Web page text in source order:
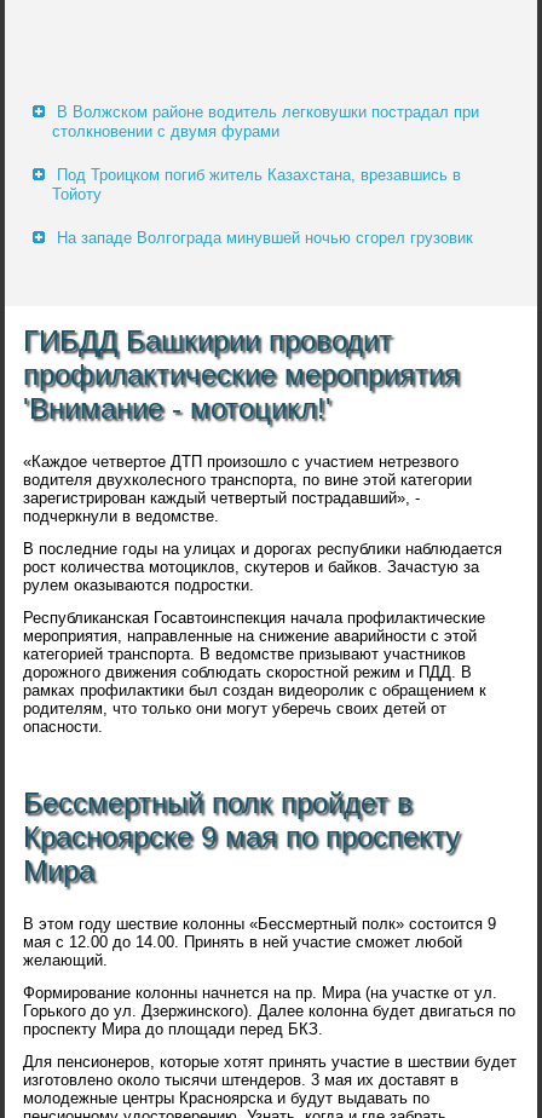
В Волжском районе водитель легковушки пострадал при
столкновении с двумя фурами
Под Троицком погиб житель Казахстана, врезавшись в
Тойоту
На западе Волгограда минувшей ночью сгорел грузовик
ГИБДД Башкирии проводит
профилактические мероприятия
'Внимание - мотоцикл!'
«Каждое четвертое ДТП произошло с участием нетрезвого
водителя двухколесного транспорта, по вине этой категории
зарегистрирован каждый четвертый пострадавший», -
подчеркнули в ведомстве.
В последние годы на улицах и дорогах республики наблюдается
рост количества мотоциклов, скутеров и байков. Зачастую за
рулем оказываются подростки.
Республиканская Госавтоинспекция начала профилактические
мероприятия, направленные на снижение аварийности с этой
категорией транспорта. В ведомстве призывают участников
дорожного движения соблюдать скоростной режим и ПДД. В
рамках профилактики был создан видеоролик с обращением к
родителям, что только они могут уберечь своих детей от
опасности.
Бессмертный полк пройдет в
Красноярске 9 мая по проспекту
Мира
В этом году шествие колонны «Бессмертный полк» состоится 9
мая с 12.00 до 14.00. Принять в ней участие сможет любой
желающий.
Формирование колонны начнется на пр. Мира (на участке от ул.
Горького до ул. Дзержинского). Далее колонна будет двигаться по
проспекту Мира до площади перед БКЗ.
Для пенсионеров, которые хотят принять участие в шествии будет
изготовлено около тысячи штендеров. 3 мая их доставят в
молодежные центры Красноярска и будут выдавать по